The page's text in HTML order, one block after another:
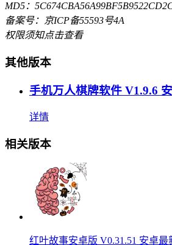
MD5：
备案号：京ICP备55593号4A
权限须知点击查看
其他版本
手机万人棋牌软件 V1.9.6
详情
相关版本
红叶故事安卓版 V0.31.51 安卓最